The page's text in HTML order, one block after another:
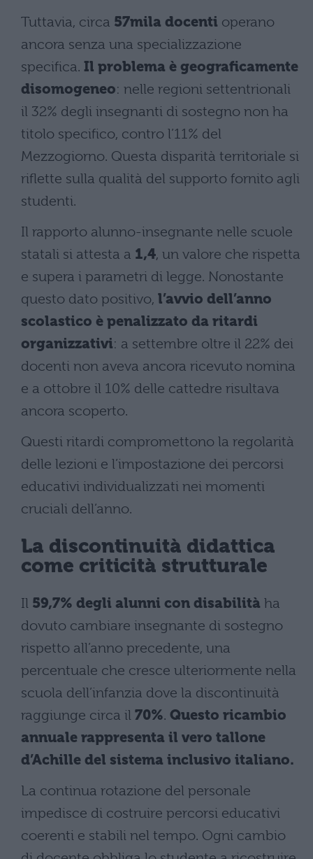
Tuttavia, circa 57mila docenti operano
ancora senza una specializzazione
specifica. Il problema è geograficamente
disomogeneo: nelle regioni settentrionali
il 32% degli insegnanti di sostegno non ha
titolo specifico, contro l’11% del
Mezzogiorno. Questa disparità territoriale si
riflette sulla qualità del supporto fornito agli
studenti.
Il rapporto alunno-insegnante nelle scuole
statali si attesta a 1,4, un valore che rispetta
e supera i parametri di legge. Nonostante
questo dato positivo, l’avvio dell’anno
scolastico è penalizzato da ritardi
organizzativi: a settembre oltre il 22% dei
docenti non aveva ancora ricevuto nomina
e a ottobre il 10% delle cattedre risultava
ancora scoperto.
Questi ritardi compromettono la regolarità
delle lezioni e l’impostazione dei percorsi
educativi individualizzati nei momenti
cruciali dell’anno.
La discontinuità didattica
come criticità strutturale
Il 59,7% degli alunni con disabilità ha
dovuto cambiare insegnante di sostegno
rispetto all’anno precedente, una
percentuale che cresce ulteriormente nella
scuola dell’infanzia dove la discontinuità
raggiunge circa il 70%. Questo ricambio
annuale rappresenta il vero tallone
d’Achille del sistema inclusivo italiano.
La continua rotazione del personale
impedisce di costruire percorsi educativi
coerenti e stabili nel tempo. Ogni cambio